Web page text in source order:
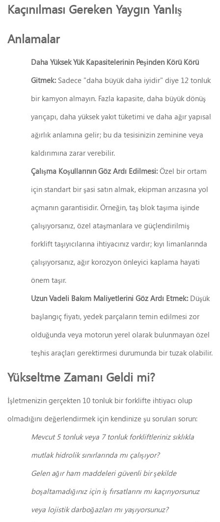
Kaçınılması Gereken Yaygın Yanlış
Anlamalar
Daha Yüksek Yük Kapasitelerinin Peşinden Körü Körü
Gitmek: Sadece "daha büyük daha iyidir" diye 12 tonluk
bir kamyon almayın. Fazla kapasite, daha büyük dönüş
yarıçapı, daha yüksek yakıt tüketimi ve daha ağır yapısal
ağırlık anlamına gelir; bu da tesisinizin zeminine veya
kaldırımına zarar verebilir.
Çalışma Koşullarının Göz Ardı Edilmesi: Özel bir ortam
için standart bir şasi satın almak, ekipman arızasına yol
açmanın garantisidir. Örneğin, taş blok taşıma işinde
çalışıyorsanız, özel ataşmanlara ve güçlendirilmiş
forklift taşıyıcılarına ihtiyacınız vardır; kıyı limanlarında
çalışıyorsanız, ağır korozyon önleyici kaplama hayati
önem taşır.
Uzun Vadeli Bakım Maliyetlerini Göz Ardı Etmek: Düşük
başlangıç fiyatı, yedek parçaların temin edilmesi zor
olduğunda veya motorun yerel olarak bulunmayan özel
teşhis araçları gerektirmesi durumunda bir tuzak olabilir.
Yükseltme Zamanı Geldi mi?
İşletmenizin gerçekten 10 tonluk bir forklifte ihtiyacı olup
olmadığını değerlendirmek için kendinize şu soruları sorun:
Mevcut 5 tonluk veya 7 tonluk forkliftleriniz sıklıkla
mutlak hidrolik sınırlarında mı çalışıyor?
Gelen ağır ham maddeleri güvenli bir şekilde
boşaltamadığınız için iş fırsatlarını mı kaçırıyorsunuz
veya lojistik darboğazları mı yaşıyorsunuz?